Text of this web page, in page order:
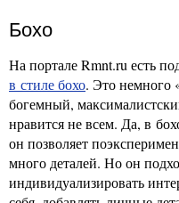
Бохо
На портале Rmnt.ru есть
в стиле бохо. Это немного
богемный,
нравится не всем. Да, в
он позволяет
много деталей. Но он
индивидуализировать